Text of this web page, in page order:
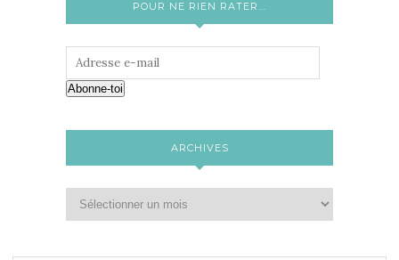
POUR NE RIEN RATER...
Abonne-toi
ARCHIVES